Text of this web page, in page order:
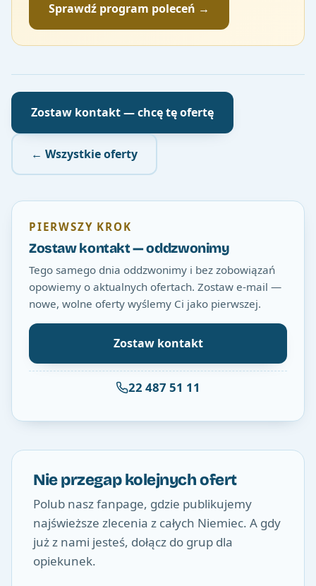
Sprawdź program poleceń →
Zostaw kontakt — chcę tę ofertę
← Wszystkie oferty
PIERWSZY KROK
Zostaw kontakt — oddzwonimy
Tego samego dnia oddzwonimy i bez zobowiązań
opowiemy o aktualnych ofertach. Zostaw e-mail —
nowe, wolne oferty wyślemy Ci jako pierwszej.
Zostaw kontakt
22 487 51 11
Nie przegap kolejnych ofert
Polub nasz fanpage, gdzie publikujemy
najświeższe zlecenia z całych Niemiec. A gdy
już z nami jesteś, dołącz do grup dla
opiekunek.